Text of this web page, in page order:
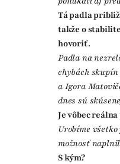
Tá padla
takže o
hovoriť.
Padla na
chybách
a Igora
dnes sú
Je vôbec
Urobíme
možnosť
S kým?